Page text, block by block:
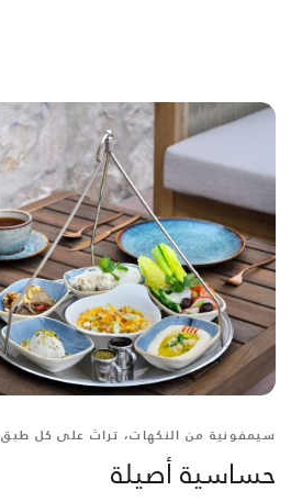
سيمفونية من النكهات، تراث على كل طبق
حساسية أصيلة